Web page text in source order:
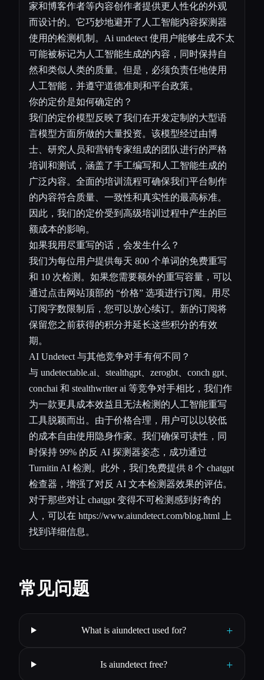
家和博客作者等内容创作者提供更人性化的外观
而设计的。它巧妙地避开了人工智能内容探测器
使用的检测机制。Ai undetect 使用户能够生成不太
可能被标记为人工智能生成的内容，同时保持自
然和类似人类的质量。但是，必须负责任地使用
人工智能，并遵守道德准则和平台政策。
你的定价是如何确定的？
我们的定价模型反映了我们在开发定制的大型语
言模型方面所做的大量投资。该模型经过由博
士、研究人员和营销专家组成的团队进行的严格
培训和测试，涵盖了手工编写和人工智能生成的
广泛内容。全面的培训流程可确保我们平台制作
的内容符合质量、一致性和真实性的最高标准。
因此，我们的定价受到高级培训过程中产生的巨
额成本的影响。
如果我用尽重写的话，会发生什么？
我们为每位用户提供每天 800 个单词的免费重写
和 10 次检测。如果您需要额外的重写容量，可以
通过点击网站顶部的 “价格” 选项进行订阅。用尽
订阅字数限制后，您可以放心续订。新的订阅将
保留您之前获得的积分并延长这些积分的有效
期。
AI Undetect 与其他竞争对手有何不同？
与 undetectable.ai、stealthgpt、zerogbt、conch gpt、
conchai 和 stealthwriter ai 等竞争对手相比，我们作
为一款更具成本效益且无法检测的人工智能重写
工具脱颖而出。由于价格合理，用户可以以较低
的成本自由使用隐身作家。我们确保可读性，同
时保持 99% 的反 AI 探测器姿态，成功通过
Turnitin AI 检测。此外，我们免费提供 8 个 chatgpt
检查器，增强了对反 AI 文本检测器效果的评估。
对于那些对让 chatgpt 变得不可检测感到好奇的
人，可以在 https://www.aiundetect.com/blog.html 上
找到详细信息。
常见问题
What is aiundetect used for? +
Is aiundetect free? +